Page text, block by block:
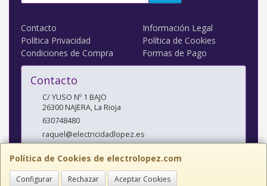
Política de Cookies de electrolopez.com
Configurar Rechazar Aceptar Cookies
Contacto
Información Legal
Política Privacidad
Política de Cookies
Condiciones de Compra
Formas de Pago
Contacto
C/ YUSO Nº 1 BAJO
26300NAJERA,La Rioja
630748480
raquel@electricidadlopez.es
Horario